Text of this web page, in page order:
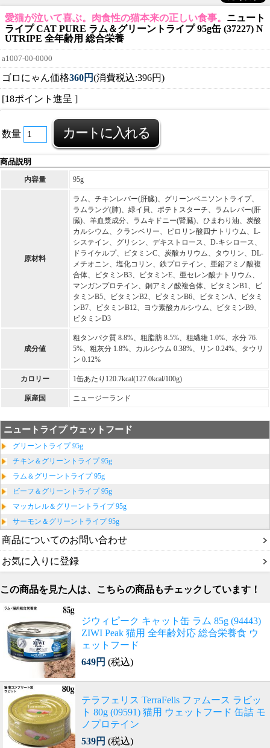
愛猫が泣いて喜ぶ。肉食性の猫本来の正しい食事。 ニュート
ライプ CAT PURE ラム＆グリーントライプ 95g缶 (37227) N
UTRIPE 全年齢用 総合栄養
a1007-00-0000
ゴロにゃん価格360円(消費税込:396円)
[18ポイント進呈 ]
数量
商品説明
内容量 95g
原材料
ラム、チキンレバー(肝臓)、グリーンベニソントライプ、
ラムラング(肺)、緑イ貝、ポテトスターチ、ラムレバー(肝
臓)、羊血漿成分、ラムキドニー(腎臓)、ひまわり油、炭酸
カルシウム、クランベリー、ピロリン酸四ナトリウム、L-
システイン、グリシン、デキストロース、D-キシロース、
ドライケルプ、ビタミンC、炭酸カリウム、タウリン、DL-
メチオニン、塩化コリン、鉄プロテイン、亜鉛アミノ酸複
合体、ビタミンB3、ビタミンE、亜セレン酸ナトリウム、
マンガンプロテイン、銅アミノ酸複合体、ビタミンB1、ビ
タミンB5、ビタミンB2、ビタミンB6、ビタミンA、ビタミ
ンB7、ビタミンB12、ヨウ素酸カルシウム、ビタミンB9、
ビタミンD3
成分値
粗タンパク質 8.8%、粗脂肪 8.5%、粗繊維 1.0%、水分 76.
5%、粗灰分 1.8%、カルシウム 0.38%、リン 0.24%、タウリ
ン 0.12%
カロリー 1缶あたり120.7kcal(127.0kcal/100g)
原産国 ニュージーランド
ニュートライプ ウェットフード
グリーントライプ 95g
チキン＆グリーントライプ 95g
ラム＆グリーントライプ 95g
ビーフ＆グリーントライプ 95g
マッカレル＆グリーントライプ 95g
サーモン＆グリーントライプ 95g
商品についてのお問い合わせ
お気に入りに登録
この商品を見た人は、こちらの商品もチェックしています！
ジウィピーク キャット缶 ラム 85g (94443)
ZIWI Peak 猫用 全年齢対応 総合栄養食 ウ
ェットフード
649円 (税込)
テラフェリス TerraFelis ファムース ラビッ
ト 80g (09591) 猫用 ウェットフード 缶詰 モ
ノプロテイン
539円 (税込)